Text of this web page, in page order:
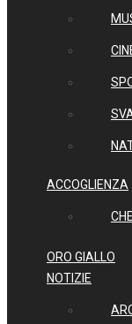
ACCOGLIENZA
ORO GIALLO
NOTIZIE